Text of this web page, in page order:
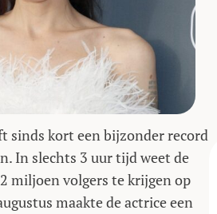
sinds kort een bijzonder record
In slechts 3 uur tijd weet de
miljoen volgers te krijgen op
maakte de actrice een